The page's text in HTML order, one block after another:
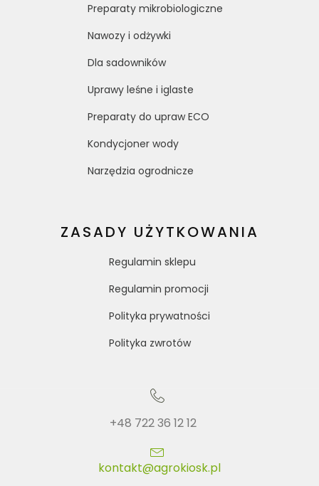
Preparaty mikrobiologiczne
Nawozy i odżywki
Dla sadowników
Uprawy leśne i iglaste
Preparaty do upraw ECO
Kondycjoner wody
Narzędzia ogrodnicze
ZASADY UŻYTKOWANIA
Regulamin sklepu
Regulamin promocji
Polityka prywatności
Polityka zwrotów
+48 722 36 12 12
kontakt@agrokiosk.pl